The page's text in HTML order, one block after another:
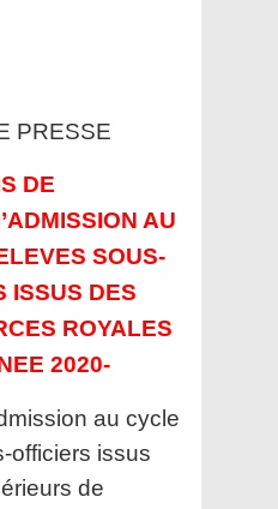
PRESSE
DE
AU
SOUS-
ISSUS DES
ROYALES
2020-
au cycle
officiers issus
de